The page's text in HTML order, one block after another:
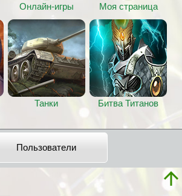
Онлайн-игры Моя страница
Танки Битва Титанов
Пользователи